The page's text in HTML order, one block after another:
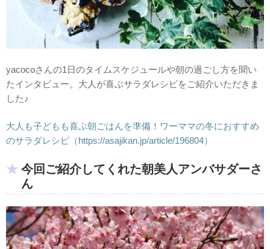
yacocoさんの1日のタイムスケジュールや朝の過ごし方を聞い
たインタビュー。大人が喜ぶサラダレシピをご紹介いただきま
した♪
大人も子どもも喜ぶ朝ごはんを準備！ワーママの冬におすすめ
のサラダレシピ （https://asajikan.jp/article/196804）
今回ご紹介してくれた朝美人アンバサダーさ
ん